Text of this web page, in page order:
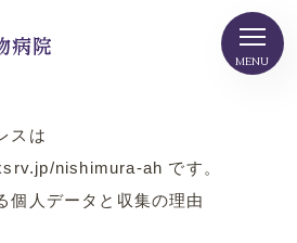
スは
nishimura-ah です。
個人データと収集の理由